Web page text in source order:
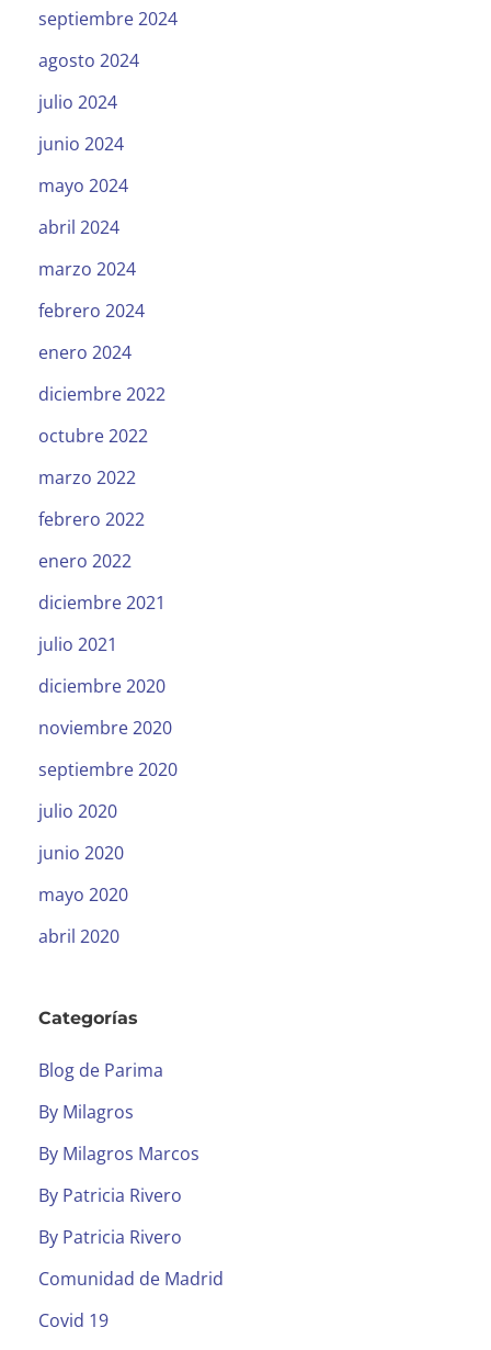
septiembre 2024
agosto 2024
julio 2024
junio 2024
mayo 2024
abril 2024
marzo 2024
febrero 2024
enero 2024
diciembre 2022
octubre 2022
marzo 2022
febrero 2022
enero 2022
diciembre 2021
julio 2021
diciembre 2020
noviembre 2020
septiembre 2020
julio 2020
junio 2020
mayo 2020
abril 2020
Categorías
Blog de Parima
By Milagros
By Milagros Marcos
By Patricia Rivero
By Patricia Rivero
Comunidad de Madrid
Covid 19